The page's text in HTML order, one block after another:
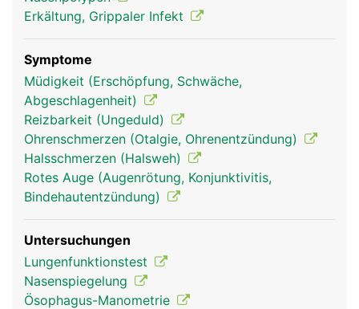
Nase Mann Nase Frau
Erkältung, Grippaler Infekt
Symptome
Müdigkeit (Erschöpfung, Schwäche,
Abgeschlagenheit)
Reizbarkeit (Ungeduld)
Ohrenschmerzen (Otalgie, Ohrenentzündung)
Halsschmerzen (Halsweh)
Rotes Auge (Augenrötung, Konjunktivitis,
Bindehautentzündung)
Untersuchungen
Lungenfunktionstest
Nasenspiegelung
Ösophagus-Manometrie